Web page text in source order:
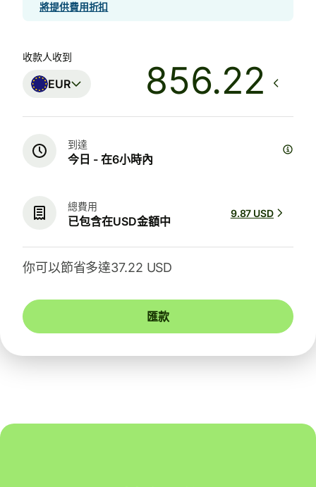
將提供費用折扣
收款人收到
EUR
到達
今日 - 在6小時內
總費用
已包含在USD金額中
9.87 USD
你可以節省多達37.22 USD
匯款